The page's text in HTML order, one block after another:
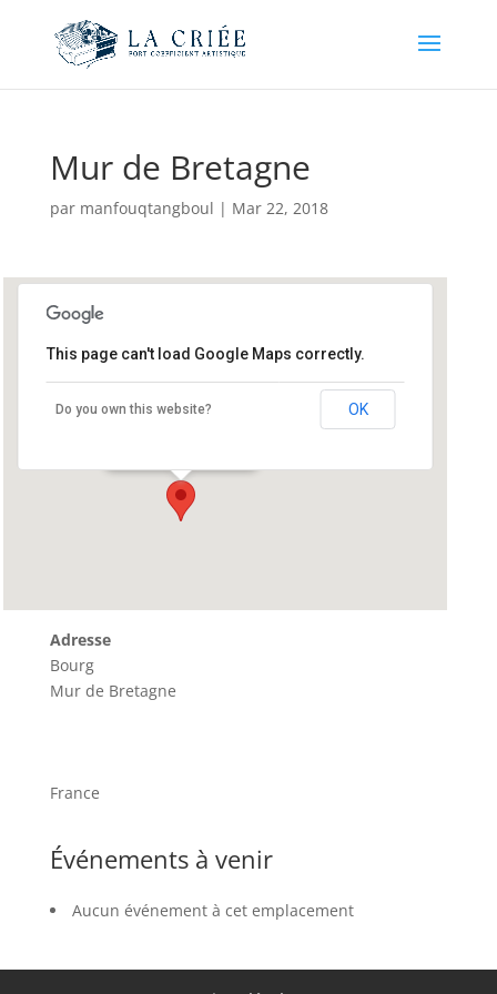
Mur de Bretagne
par manfouqtangboul | Mar 22, 2018
Mur de Bretagne
This page can't load Google Maps correctly.
Do you own this website? OK
Adresse
Bourg
Mur de Bretagne
France
Événements à venir
Aucun événement à cet emplacement